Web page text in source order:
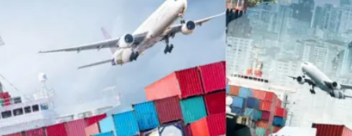
Çadır
Yazı Tahtaları Pet Malzemeleri